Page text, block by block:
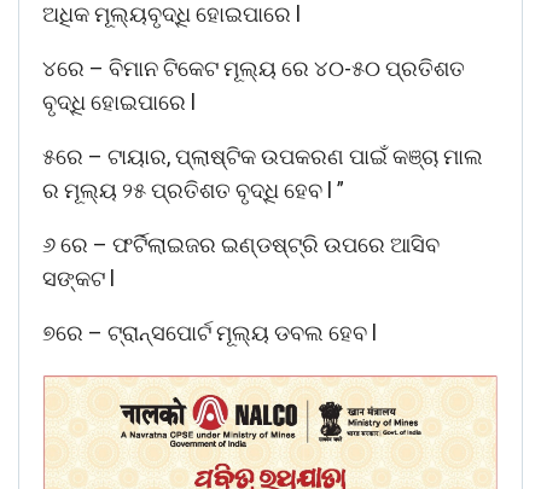
ଅଧିକ ମୂଲ୍ୟବୃଦ୍ଧି ହୋଇପାରେ l
୪ରେ – ବିମାନ ଟିକେଟ ମୂଲ୍ୟ ରେ ୪୦-୫୦ ପ୍ରତିଶତ
ବୃଦ୍ଧି ହୋଇପାରେ l
୫ରେ – ଟାୟାର, ପ୍ଲାଷ୍ଟିକ ଉପକରଣ ପାଇଁ କଞ୍ଚା ମାଲ
ର ମୂଲ୍ୟ ୨୫ ପ୍ରତିଶତ ବୃଦ୍ଧି ହେବ l ”
୬ ରେ – ଫର୍ଟିଲାଇଜର ଇଣ୍ଡଷ୍ଟ୍ରି ଉପରେ ଆସିବ
ସଙ୍କଟ l
୭ରେ – ଟ୍ରାନ୍ସପୋର୍ଟ ମୂଲ୍ୟ ଡବଲ ହେବ l